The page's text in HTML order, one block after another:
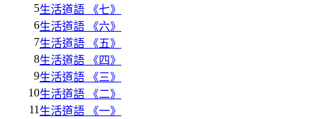
5生活道語 《七》
6生活道語 《六》
7生活道語 《五》
8生活道語 《四》
9生活道語 《三》
10生活道語 《二》
11 生活道語 《一》